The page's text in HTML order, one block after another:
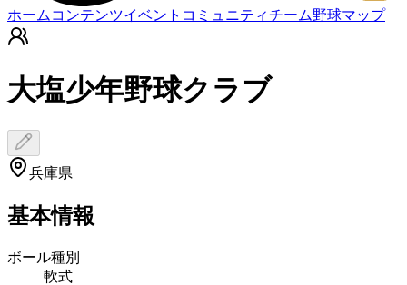
ホーム コンテンツイベント コミュニティチーム野球マップ
大塩少年野球クラブ
兵庫県
基本情報
ボール種別
軟式